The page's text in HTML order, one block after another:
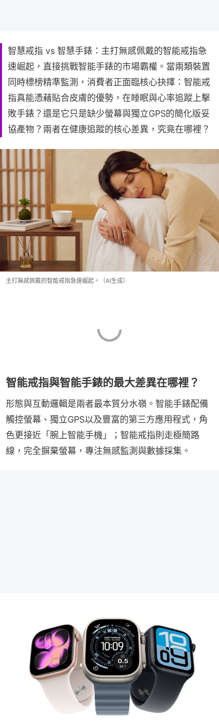
智慧戒指 vs 智慧手錶：主打無感佩戴的智能戒指急
速崛起，直接挑戰智能手錶的市場霸權。當兩類裝置
同時標榜精準監測，消費者正面臨核心抉擇：智能戒
指真能憑藉貼合皮膚的優勢，在睡眠與心率追蹤上擊
敗手錶？還是它只是缺少螢幕與獨立GPS的簡化版妥
協產物？兩者在健康追蹤的核心差異，究竟在哪裡？
主打無感佩戴的智能戒指急速崛起。（AI生成）
智能戒指與智能手錶的最大差異在哪裡？
形態與互動邏輯是兩者最本質分水嶺。智能手錶配備
觸控螢幕、獨立GPS以及豐富的第三方應用程式，角
色更接近「腕上智能手機」；智能戒指則走極簡路
線，完全摒棄螢幕，專注無感監測與數據採集。